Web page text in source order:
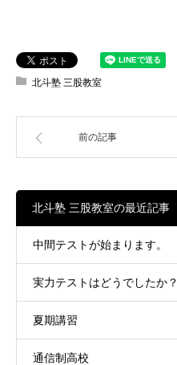
北斗塾 三股教室
前の記事
北斗塾 三股教室の最近記事
中間テストが始まります。
実力テストはどうでしたか？
夏期講習
通信制高校